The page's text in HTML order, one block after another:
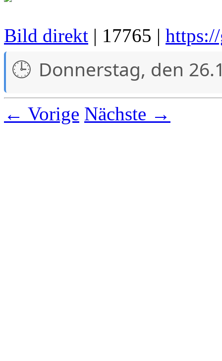
Bild direkt | 17765 |
Donnerstag, den
← Vorige Nächste →